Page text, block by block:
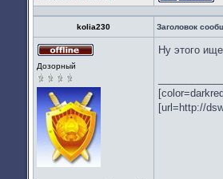
kolia230 Заголовок
Дозорный
Ну этого
[url=http://